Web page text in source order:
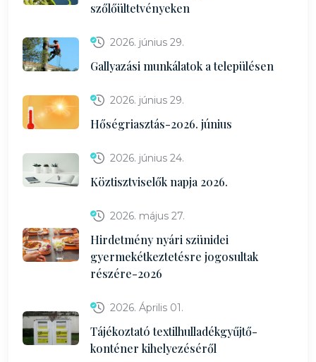
szőlőültetvényeken
2026. június 29.
Gallyazási munkálatok a településen
2026. június 29.
Hőségriasztás-2026. június
2026. június 24.
Köztisztviselők napja 2026.
2026. május 27.
Hirdetmény nyári szünidei
gyermekétkeztetésre jogosultak
részére-2026
2026. Április 01.
Tájékoztató textilhulladékgyűjtő-
konténer kihelyezéséről